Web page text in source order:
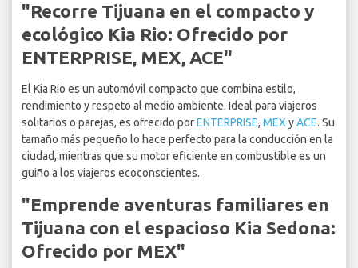
"Recorre Tijuana en el compacto y
ecológico Kia Rio: Ofrecido por
ENTERPRISE, MEX, ACE"
El Kia Rio es un automóvil compacto que combina estilo,
rendimiento y respeto al medio ambiente. Ideal para viajeros
solitarios o parejas, es ofrecido porENTERPRISE, MEX yACE. Su
tamaño más pequeño lo hace perfecto para la conducción en la
ciudad, mientras que su motor eficiente en combustible es un
guiño a los viajeros ecoconscientes.
"Emprende aventuras familiares en
Tijuana con el espacioso Kia Sedona:
Ofrecido por MEX"